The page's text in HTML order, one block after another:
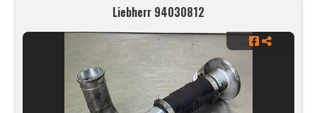
Liebherr 94030812